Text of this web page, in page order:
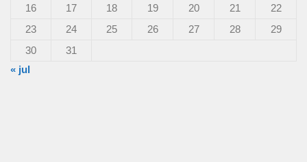
16
17 18 19 20 21
22
23
24 25 26 27 28
29
30
31
« jul